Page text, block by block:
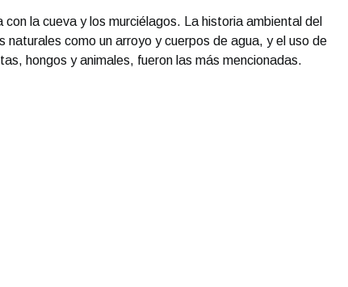
con la cueva y los murciélagos. La historia ambiental del
naturales como un arroyo y cuerpos de agua, y el uso de
hongos y animales, fueron las más mencionadas.